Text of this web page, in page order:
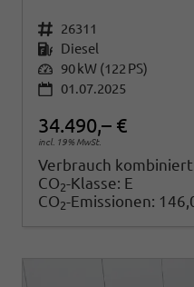
Fahrzeugnr. 26311
Kraftstoff Diesel
Leistung 90 kW (122 PS)
01.07.2025
34.490,– €
incl. 19% MwSt.
Verbrauch
CO2-Klasse: E
CO2-Emissionen: